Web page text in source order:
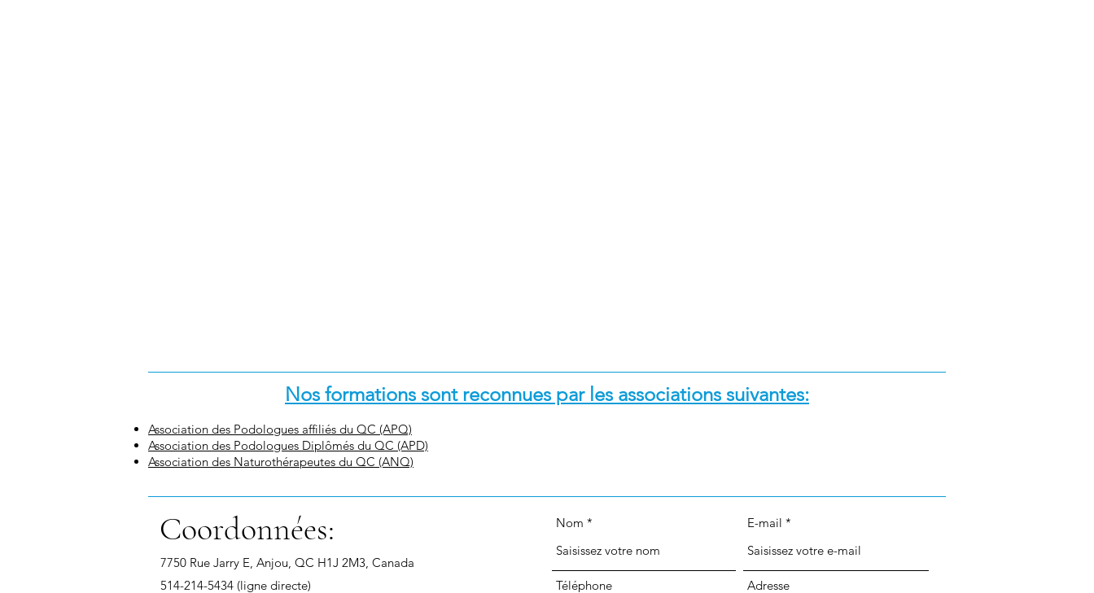
Nos formations sont reconnues par les associations suivantes:
Association des Podologues affiliés du QC (APQ)
Association des Podologues Diplômés du QC (APD)
Association des Naturothérapeutes du QC (ANQ)
Coordonnées:
7750 Rue Jarry E, Anjou, QC H1J 2M3, Canada
514-214-5434 (ligne directe)
Nom E-mail
Téléphone Adresse